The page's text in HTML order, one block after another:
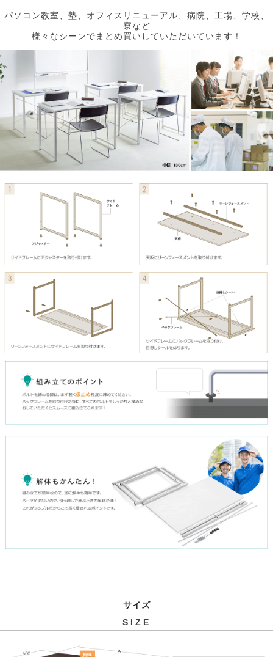
パソコン教室、塾、オフィスリニューアル、病院、工場、学校、
寮など
様々なシーンでまとめ買いしていただいています！
サイズ
SIZE